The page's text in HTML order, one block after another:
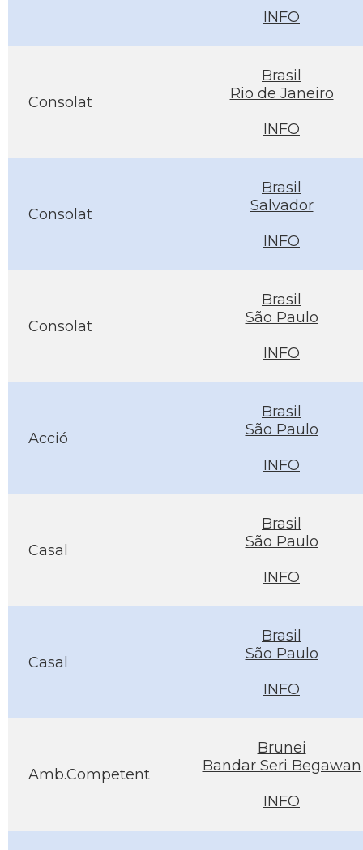
INFO
Consolat
Brasil
Rio de Janeiro
INFO
Consolat
Brasil
Salvador
INFO
Consolat
Brasil
São Paulo
INFO
Acció
Brasil
São Paulo
INFO
Casal
Brasil
São Paulo
INFO
Casal
Brasil
São Paulo
INFO
Amb.Competent
Brunei
Bandar Seri Begawan
INFO